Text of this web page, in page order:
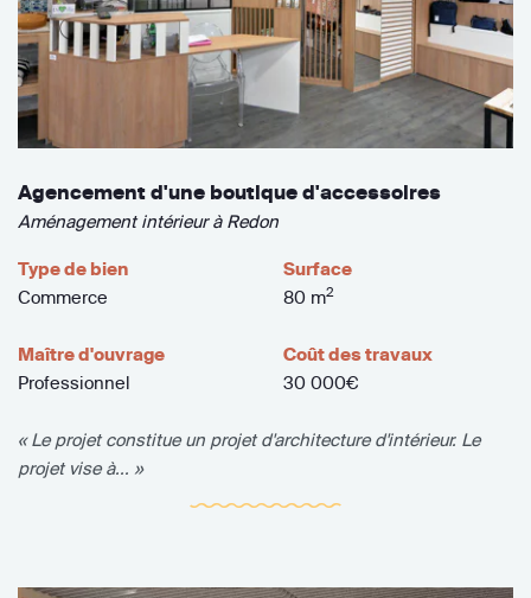
Agencement d'une boutique d'accessoires
Aménagement intérieur à Redon
Type de bien
Commerce
Surface
80 m2
Maître d'ouvrage
Professionnel
Coût des travaux
30 000€
« Le projet constitue un projet d'architecture d'intérieur. Le
projet vise à... »